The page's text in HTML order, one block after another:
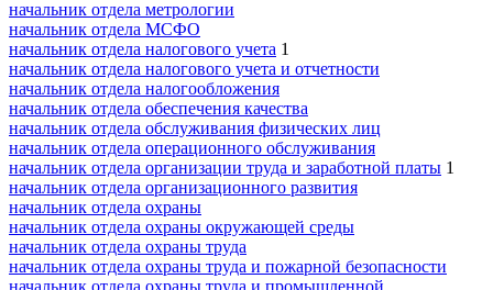
начальник отдела метрологии
начальник отдела МСФО
начальник отдела налогового учета 1
начальник отдела налогового учета и отчетности
начальник отдела налогообложения
начальник отдела обеспечения качества
начальник отдела обслуживания физических лиц
начальник отдела операционного обслуживания
начальник отдела организации труда и заработной платы 1
начальник отдела организационного развития
начальник отдела охраны
начальник отдела охраны окружающей среды
начальник отдела охраны труда
начальник отдела охраны труда и пожарной безопасности
начальник отдела охраны труда и промышленной